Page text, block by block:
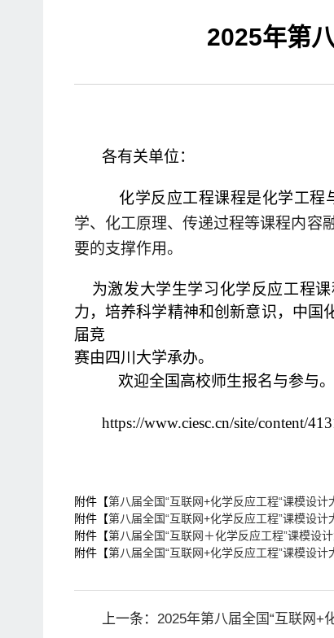
2025年第
各有关单位：
化学反应工程课程是化学工程
学、 化工原理、传递过程等课程内容
要的支撑作用。
为激发大学生学习化学反应工程
力，培养科学精神和创新意识，中国
届竞
赛由四川大学承办。
欢迎全国高校师生报名与参与
https://www.ciesc.cn/site/content/
附件【第八届全国“互联网+化学反应工程“课模设
附件【第八届全国“互联网+化学反应工程”课模设计
附件【第八届全国“互联网＋化学反应工程”课模设
附件【第八届全国“互联网+化学反应工程”课模设
上一条： 2025年第八届全国“互联网+